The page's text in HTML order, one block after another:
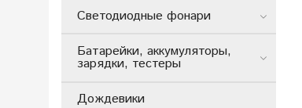
Светодиодные фонари
Батарейки, аккумуляторы,
зарядки, тестеры
Дождевики